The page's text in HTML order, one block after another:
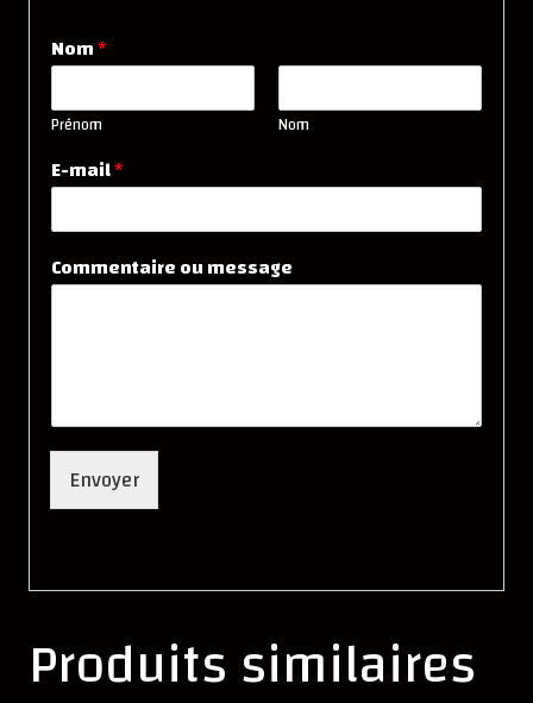
Nom*
Prénom Nom
E-mail*
Commentaire ou message
Envoyer
Produits similaires